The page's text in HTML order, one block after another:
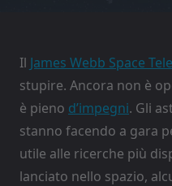
Il James Webb Space
stupire. Ancora non è
è pieno d’impegni. Gli
stanno facendo a gara
utile alle ricerche più
lanciato nello spazio,